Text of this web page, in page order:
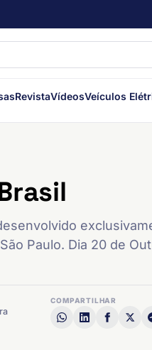
RevistaVídeosVeículos
Paulo. Dia 20 de
COMPARTILHAR